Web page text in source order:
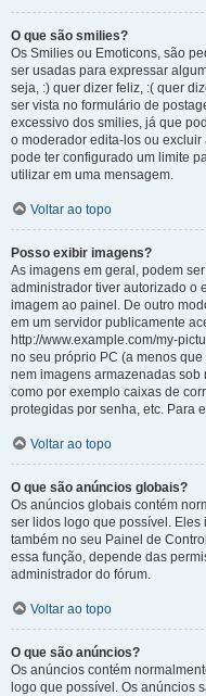
O que são smilies?
Os Smilies ou Emoticons, são
ser usadas para expressar
seja, :) quer dizer feliz, :( quer
ser vista no formulário de
excessivo dos smilies, já que
o moderador edita-los ou
pode ter configurado um limite
utilizar em uma mensagem.
Voltar ao topo
Posso exibir imagens?
As imagens em geral, podem
administrador tiver autorizado o
imagem ao painel. De outro
em um servidor publicamente
http://www.example.com/my-
no seu próprio PC (a menos
nem imagens armazenadas
como por exemplo caixas de
protegidas por senha, etc. Para
Voltar ao topo
O que são anúncios globais?
Os anúncios globais contém
ser lidos logo que possível. Eles
também no seu Painel de
essa função, depende das
administrador do fórum.
Voltar ao topo
O que são anúncios?
Os anúncios contém
logo que possível. Os anúncios